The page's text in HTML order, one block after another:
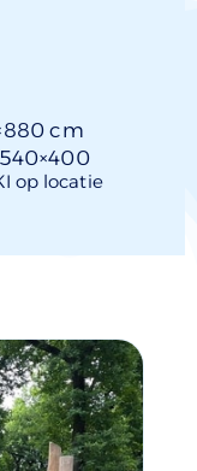
cm
540×400
op locatie